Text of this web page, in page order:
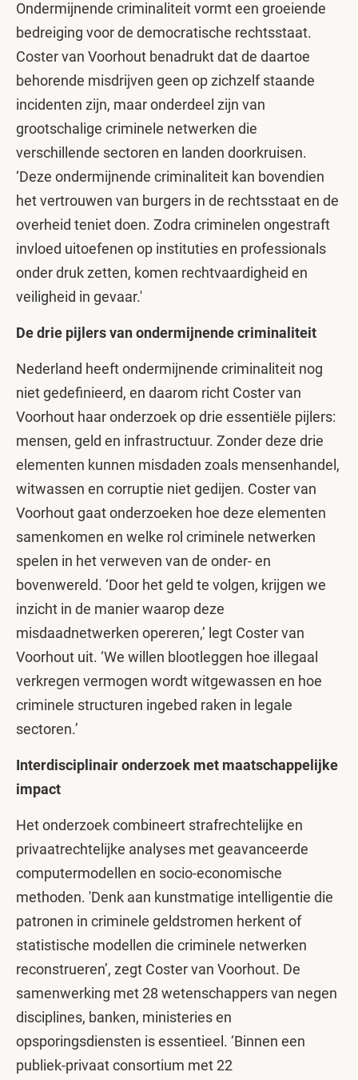
Ondermijnende criminaliteit vormt een groeiende
bedreiging voor de democratische rechtsstaat.
Coster van Voorhout benadrukt dat de daartoe
behorende misdrijven geen op zichzelf staande
incidenten zijn, maar onderdeel zijn van
grootschalige criminele netwerken die
verschillende sectoren en landen doorkruisen.
‘Deze ondermijnende criminaliteit kan bovendien
het vertrouwen van burgers in de rechtsstaat en de
overheid teniet doen. Zodra criminelen ongestraft
invloed uitoefenen op instituties en professionals
onder druk zetten, komen rechtvaardigheid en
veiligheid in gevaar.'
De drie pijlers van ondermijnende criminaliteit
Nederland heeft ondermijnende criminaliteit nog
niet gedefinieerd, en daarom richt Coster van
Voorhout haar onderzoek op drie essentiële pijlers:
mensen, geld en infrastructuur. Zonder deze drie
elementen kunnen misdaden zoals mensenhandel,
witwassen en corruptie niet gedijen. Coster van
Voorhout gaat onderzoeken hoe deze elementen
samenkomen en welke rol criminele netwerken
spelen in het verweven van de onder- en
bovenwereld. ‘Door het geld te volgen, krijgen we
inzicht in de manier waarop deze
misdaadnetwerken opereren,’ legt Coster van
Voorhout uit. ‘We willen blootleggen hoe illegaal
verkregen vermogen wordt witgewassen en hoe
criminele structuren ingebed raken in legale
sectoren.’
Interdisciplinair onderzoek met maatschappelijke
impact
Het onderzoek combineert strafrechtelijke en
privaatrechtelijke analyses met geavanceerde
computermodellen en socio-economische
methoden. 'Denk aan kunstmatige intelligentie die
patronen in criminele geldstromen herkent of
statistische modellen die criminele netwerken
reconstrueren’, zegt Coster van Voorhout. De
samenwerking met 28 wetenschappers van negen
disciplines, banken, ministeries en
opsporingsdiensten is essentieel. ‘Binnen een
publiek-privaat consortium met 22